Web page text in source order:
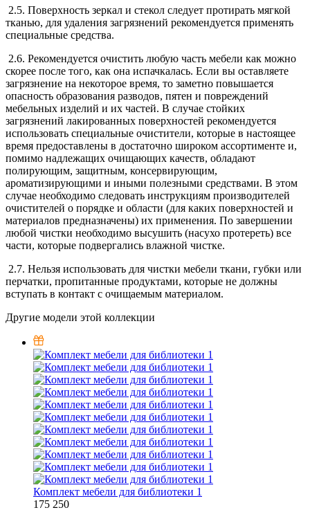
2.5. Поверхность зеркал и стекол следует протирать мягкой
тканью, для удаления загрязнений рекомендуется применять
специальные средства.
2.6. Рекомендуется очистить любую часть мебели как можно
скорее после того, как она испачкалась. Если вы оставляете
загрязнение на некоторое время, то заметно повышается
опасность образования разводов, пятен и повреждений
мебельных изделий и их частей. В случае стойких
загрязнений лакированных поверхностей рекомендуется
использовать специальные очистители, которые в настоящее
время предоставлены в достаточно широком ассортименте и,
помимо надлежащих очищающих качеств, обладают
полирующим, защитным, консервирующим,
ароматизирующими и иными полезными средствами. В этом
случае необходимо следовать инструкциям производителей
очистителей о порядке и области (для каких поверхностей и
материалов предназначены) их применения. По завершении
любой чистки необходимо высушить (насухо протереть) все
части, которые подвергались влажной чистке.
2.7. Нельзя использовать для чистки мебели ткани, губки или
перчатки, пропитанные продуктами, которые не должны
вступать в контакт с очищаемым материалом.
Другие модели этой коллекции
Комплект мебели для библиотеки 1
175 250